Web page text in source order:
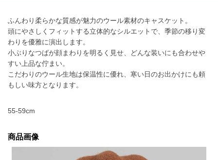
ふんわり柔らかな質感が魅力のウール素材のキャスケット。
頭にやさしくフィットする立体的なシルエットで、季節の移り変
わりを優雅に演出します。
小ぶりなつばが顔まわりを明るく見せ、どんな装いにも合わせや
すい上品な佇まい。
こだわりのウール生地は保温性に優れ、寒い日のお出かけにも頼
もしい味方となります。
55-59cm
商品画像